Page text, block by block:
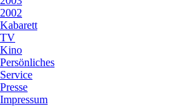
2002
Kabarett
TV
Kino
Persönliches
Service
Presse
Impressum